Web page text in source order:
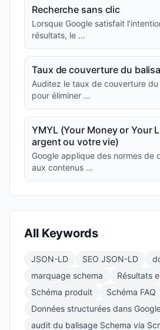
Recherche sans clic
Lorsque Google satisfait
résultats, le …
Taux de couverture du
Auditez le taux de couverture
pour éliminer …
YMYL (Your Money or Your
argent ou votre vie)
Google applique des normes de
aux contenus …
All Keywords
JSON-LD SEO JSON-LD
marquage schema
Résultats
Schéma produit
Schéma FAQ
Données structurées dans
audit du balisage Schema via